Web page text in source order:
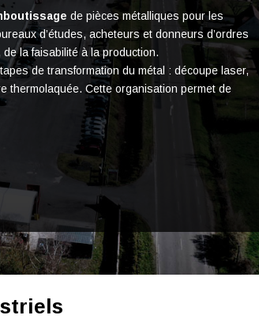
de pièces métalliques pour les
d’études, acheteurs et donneurs d’ordres
de la faisabilité à la production.
de transformation du métal : découpe laser,
thermolaquée. Cette organisation permet de